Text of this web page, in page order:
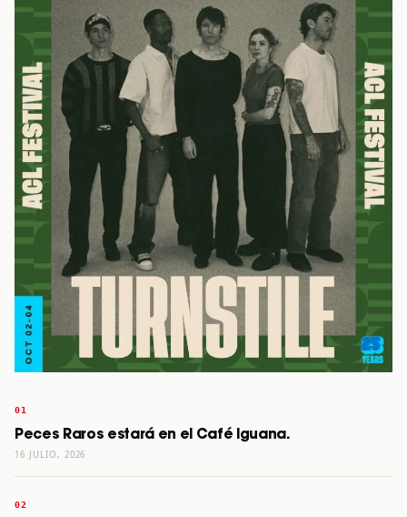
Peces Raros estará en el Café Iguana.
16 JULIO, 2026